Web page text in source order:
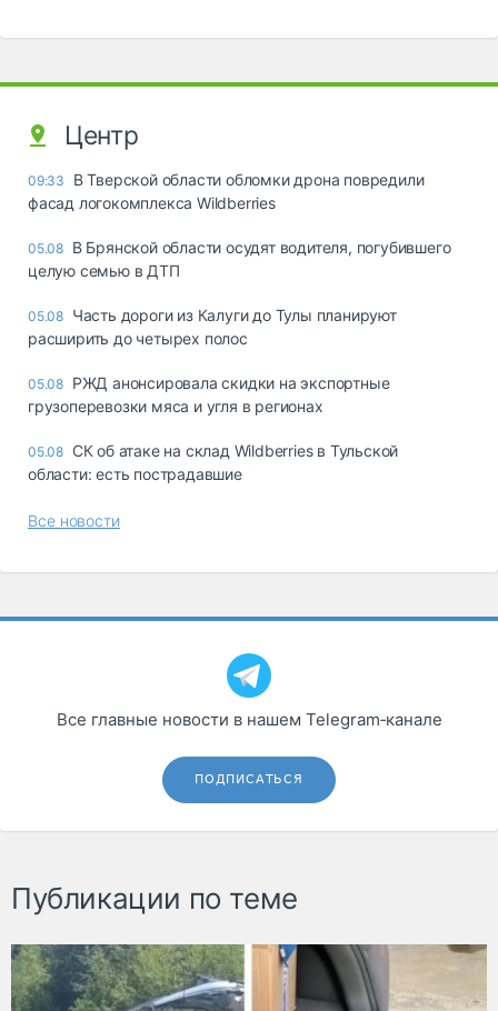
Центр
09:33
В Тверской области обломки дрона повредили
фасад логокомплекса Wildberries
05.08 В Брянской области осудят водителя, погубившего
целую семью в ДТП
05.08 Часть дороги из Калуги до Тулы планируют
расширить до четырех полос
05.08 РЖД анонсировала скидки на экспортные
грузоперевозки мяса и угля в регионах
05.08 СК об атаке на склад Wildberries в Тульской
области: есть пострадавшие
Все новости
Все главные новости в нашем Telegram‑канале
ПОДПИСАТЬСЯ
Публикации по теме